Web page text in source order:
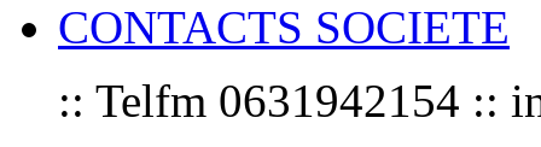
CONTACTS SOCIETE
:: Telfm 0631942154 ::